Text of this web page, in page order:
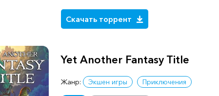
Скачать торрент
Yet Another Fantasy Title
Жанр: Экшен игры Приключения